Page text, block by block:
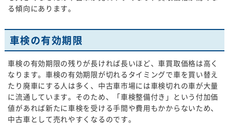
る傾向にあります。
車検の有効期限
車検の有効期限の残りが長ければ長いほど、車買取価格は高く
なります。車検の有効期限が切れるタイミングで車を買い替え
たり廃車にする人は多く、中古車市場には車検切れの車が大量
に流通しています。そのため、「車検整備付き」という付加価
値があれば新たに車検を受ける手間や費用もかからないため、
中古車として売れやすくなるのです。